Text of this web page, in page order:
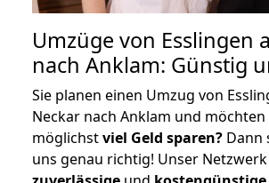
Umzüge von Esslingen
nach Anklam: Günstig
Sie planen einen Umzug von
Neckar nach Anklam und möchten
möglichstviel Geld sparen? Dann
uns genau richtig! Unser